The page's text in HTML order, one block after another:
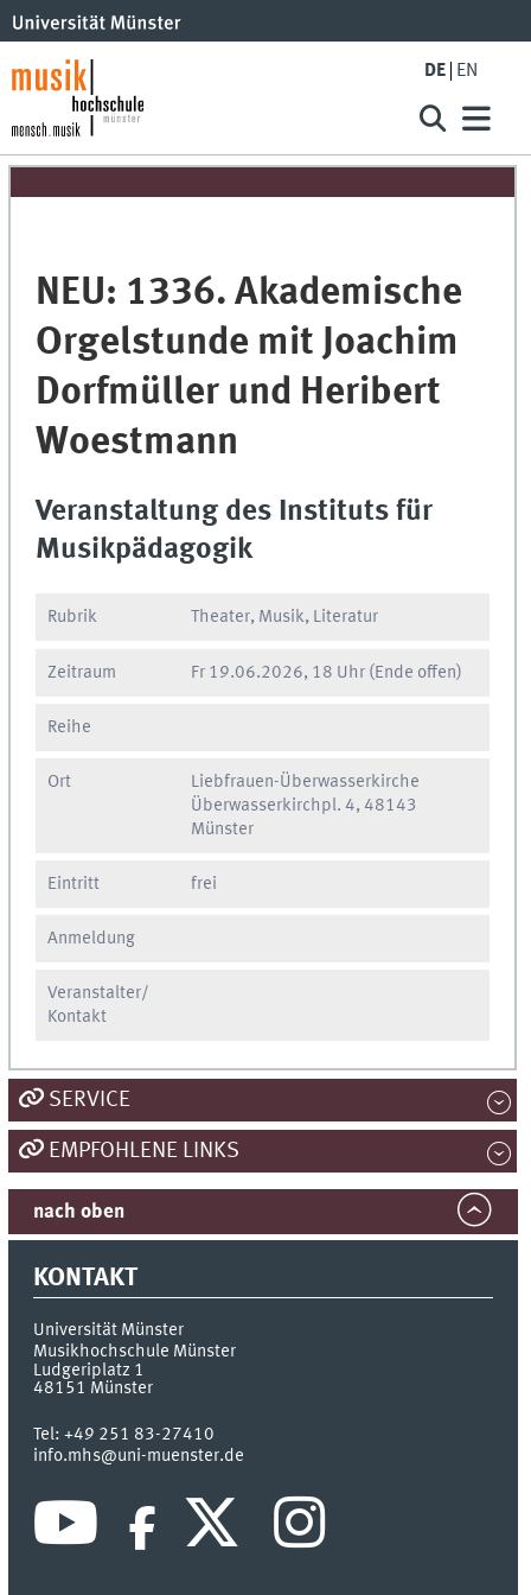
DE EN
NEU: 1336. Akademische
Orgelstunde mit Joachim
Dorfmüller und Heribert
Woestmann
Veranstaltung des Instituts für
Musikpädagogik
Rubrik Theater, Musik, Literatur
Zeitraum Fr 19.06.2026, 18 Uhr (Ende offen)
Reihe
Ort
Liebfrauen-Überwasserkirche
Überwasserkirchpl. 4, 48143
Münster
Eintritt frei
Anmeldung
Veranstalter/
Kontakt
SERVICE
EMPFOHLENE LINKS
nach oben
KONTAKT
Universität Münster
Musikhochschule Münster
Ludgeriplatz 1
48151 Münster
Tel:+49 251 83-27410
info.mhs@uni-muenster.de